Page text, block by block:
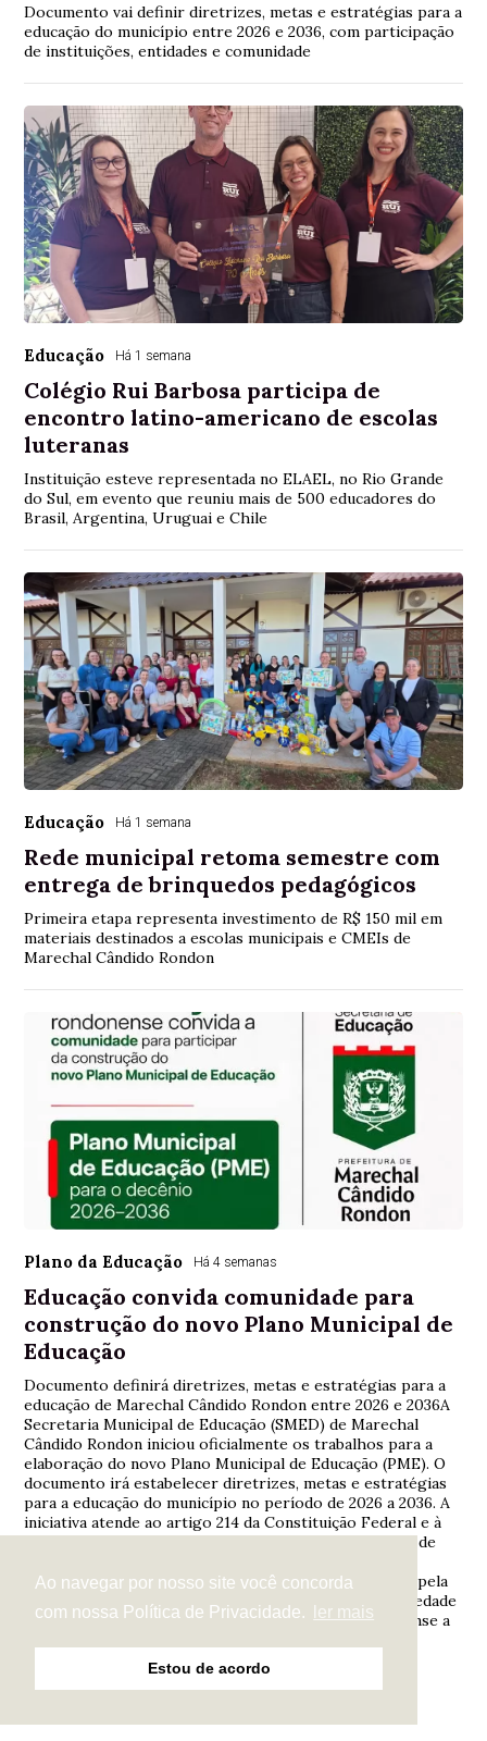
Ao navegar por nosso site você concorda
com nossa Política de Privacidade.
ler mais
Estou de acordo
Documento vai definir diretrizes, metas e estratégias para a
educação do município entre 2026 e 2036, com participação
de instituições, entidades e comunidade
Educação Há 1 semana
Colégio Rui Barbosa participa de
encontro latino-americano de escolas
luteranas
Instituição esteve representada no ELAEL, no Rio Grande
do Sul, em evento que reuniu mais de 500 educadores do
Brasil, Argentina, Uruguai e Chile
Educação Há 1 semana
Rede municipal retoma semestre com
entrega de brinquedos pedagógicos
Primeira etapa representa investimento de R$ 150 mil em
materiais destinados a escolas municipais e CMEIs de
Marechal Cândido Rondon
Plano da Educação Há 4 semanas
Educação convida comunidade para
construção do novo Plano Municipal de
Educação
Documento definirá diretrizes, metas e estratégias para a
educação de Marechal Cândido Rondon entre 2026 e 2036A
Secretaria Municipal de Educação (SMED) de Marechal
Cândido Rondon iniciou oficialmente os trabalhos para a
elaboração do novo Plano Municipal de Educação (PME). O
documento irá estabelecer diretrizes, metas e estratégias
para a educação do município no período de 2026 a 2036. A
iniciativa atende ao artigo 214 da Constituição Federal e à
Lei nº 15.388/2026, marcando o início de um processo de
Segundo a SMED, a construção do plano será pautada pela
participação democrática e pelo envolvimento da sociedade
civil. A Secretaria convida toda a comunidade rondonense a